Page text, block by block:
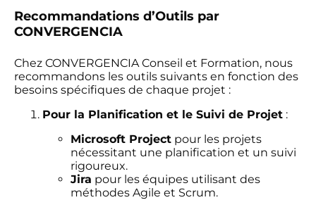
Recommandations d’Outils par
CONVERGENCIA
Chez CONVERGENCIA Conseil et Formation, nous
recommandons les outils suivants en fonction des
besoins spécifiques de chaque projet :
Pour la Planification et le Suivi de Projet :
Microsoft Project pour les projets
nécessitant une planification et un suivi
rigoureux.
Jira pour les équipes utilisant des
méthodes Agile et Scrum.